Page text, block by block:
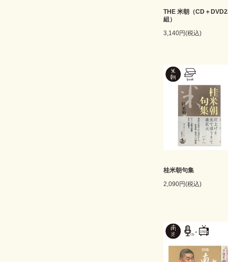
THE 米朝（CD＋
組）
3,140円(税込)
桂米朝句集
2,090円(税込)